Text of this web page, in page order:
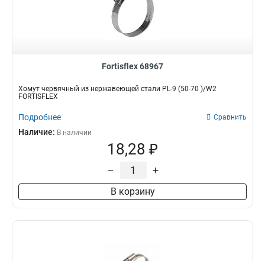
Fortisflex 68967
Хомут червячный из нержавеющей стали PL-9 (50-70 )/W2
FORTISFLEX
Подробнее Сравнить
Наличие: В наличии
18,28 ₽
– +
В корзину